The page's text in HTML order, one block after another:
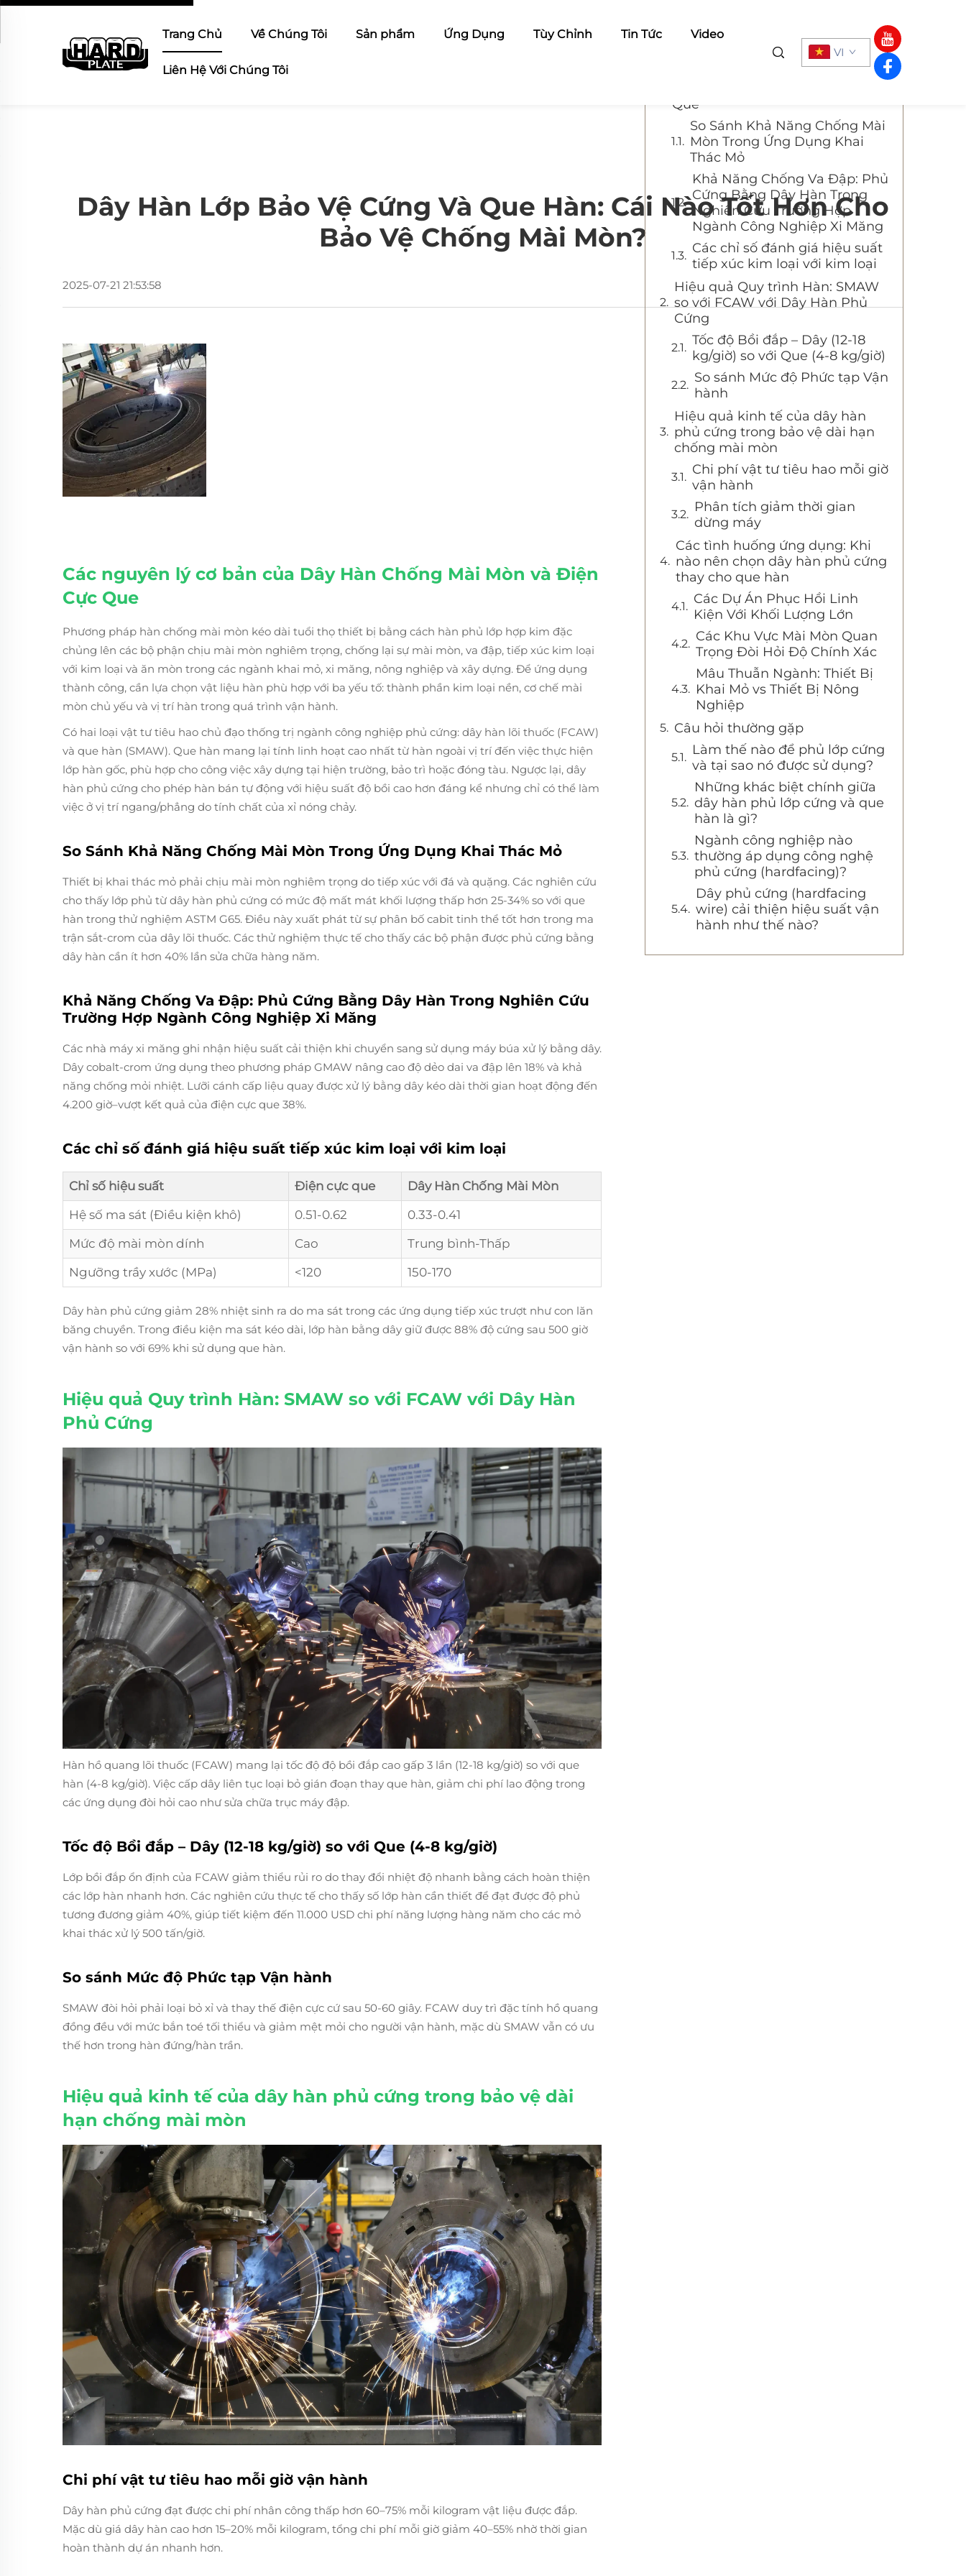
Trang Chủ Về Chúng Tôi Sản phẩm Ứng Dụng Tùy Chỉnh Tin Tức Video
Liên Hệ Với Chúng Tôi
VI
Dây Hàn Lớp Bảo Vệ Cứng Và Que Hàn: Cái Nào Tốt Hơn Cho
Bảo Vệ Chống Mài Mòn?
2025-07-21 21:53:58
Các nguyên lý cơ bản của Dây Hàn Chống Mài Mòn và Điện
Cực Que
Phương pháp hàn chống mài mòn kéo dài tuổi thọ thiết bị bằng cách hàn phủ lớp hợp kim đặc
chủng lên các bộ phận chịu mài mòn nghiêm trọng, chống lại sự mài mòn, va đập, tiếp xúc kim loại
với kim loại và ăn mòn trong các ngành khai mỏ, xi măng, nông nghiệp và xây dựng. Để ứng dụng
thành công, cần lựa chọn vật liệu hàn phù hợp với ba yếu tố: thành phần kim loại nền, cơ chế mài
mòn chủ yếu và vị trí hàn trong quá trình vận hành.
Có hai loại vật tư tiêu hao chủ đạo thống trị ngành công nghiệp phủ cứng: dây hàn lõi thuốc (FCAW)
và que hàn (SMAW). Que hàn mang lại tính linh hoạt cao nhất từ hàn ngoài vị trí đến việc thực hiện
lớp hàn gốc, phù hợp cho công việc xây dựng tại hiện trường, bảo trì hoặc đóng tàu. Ngược lại, dây
hàn phủ cứng cho phép hàn bán tự động với hiệu suất độ bồi cao hơn đáng kể nhưng chỉ có thể làm
việc ở vị trí ngang/phẳng do tính chất của xỉ nóng chảy.
So Sánh Khả Năng Chống Mài Mòn Trong Ứng Dụng Khai Thác Mỏ
Thiết bị khai thác mỏ phải chịu mài mòn nghiêm trọng do tiếp xúc với đá và quặng. Các nghiên cứu
cho thấy lớp phủ từ dây hàn phủ cứng có mức độ mất mát khối lượng thấp hơn 25-34% so với que
hàn trong thử nghiệm ASTM G65. Điều này xuất phát từ sự phân bố cabit tinh thể tốt hơn trong ma
trận sắt-crom của dây lõi thuốc. Các thử nghiệm thực tế cho thấy các bộ phận được phủ cứng bằng
dây hàn cần ít hơn 40% lần sửa chữa hàng năm.
Khả Năng Chống Va Đập: Phủ Cứng Bằng Dây Hàn Trong Nghiên Cứu
Trường Hợp Ngành Công Nghiệp Xi Măng
Các nhà máy xi măng ghi nhận hiệu suất cải thiện khi chuyển sang sử dụng máy búa xử lý bằng dây.
Dây cobalt-crom ứng dụng theo phương pháp GMAW nâng cao độ dẻo dai va đập lên 18% và khả
năng chống mỏi nhiệt. Lưỡi cánh cấp liệu quay được xử lý bằng dây kéo dài thời gian hoạt động đến
4.200 giờ–vượt kết quả của điện cực que 38%.
Các chỉ số đánh giá hiệu suất tiếp xúc kim loại với kim loại
Chỉ số hiệu suất Điện cực que
Dây Hàn Chống Mài Mòn
Hệ số ma sát (Điều kiện khô)
0.51-0.62
0.33-0.41
Mức độ mài mòn dính
Cao
Trung bình-Thấp
Ngưỡng trầy xước (MPa)
<120 150-170
Dây hàn phủ cứng giảm 28% nhiệt sinh ra do ma sát trong các ứng dụng tiếp xúc trượt như con lăn
băng chuyền. Trong điều kiện ma sát kéo dài, lớp hàn bằng dây giữ được 88% độ cứng sau 500 giờ
vận hành so với 69% khi sử dụng que hàn.
Hiệu quả Quy trình Hàn: SMAW so với FCAW với Dây Hàn
Phủ Cứng
Hàn hồ quang lõi thuốc (FCAW) mang lại tốc độ độ bồi đắp cao gấp 3 lần (12-18 kg/giờ) so với que
hàn (4-8 kg/giờ). Việc cấp dây liên tục loại bỏ gián đoạn thay que hàn, giảm chi phí lao động trong
các ứng dụng đòi hỏi cao như sửa chữa trục máy đập.
Tốc độ Bồi đắp – Dây (12-18 kg/giờ) so với Que (4-8 kg/giờ)
Lớp bồi đắp ổn định của FCAW giảm thiểu rủi ro do thay đổi nhiệt độ nhanh bằng cách hoàn thiện
các lớp hàn nhanh hơn. Các nghiên cứu thực tế cho thấy số lớp hàn cần thiết để đạt được độ phủ
tương đương giảm 40%, giúp tiết kiệm đến 11.000 USD chi phí năng lượng hàng năm cho các mỏ
khai thác xử lý 500 tấn/giờ.
So sánh Mức độ Phức tạp Vận hành
SMAW đòi hỏi phải loại bỏ xỉ và thay thế điện cực cứ sau 50-60 giây. FCAW duy trì đặc tính hồ quang
đồng đều với mức bắn toé tối thiểu và giảm mệt mỏi cho người vận hành, mặc dù SMAW vẫn có ưu
thế hơn trong hàn đứng/hàn trần.
Hiệu quả kinh tế của dây hàn phủ cứng trong bảo vệ dài
hạn chống mài mòn
Chi phí vật tư tiêu hao mỗi giờ vận hành
Dây hàn phủ cứng đạt được chi phí nhân công thấp hơn 60–75% mỗi kilogram vật liệu được đắp.
Mặc dù giá dây hàn cao hơn 15–20% mỗi kilogram, tổng chi phí mỗi giờ giảm 40–55% nhờ thời gian
hoàn thành dự án nhanh hơn.
Mục Lục
Que
So Sánh Khả Năng Chống Mài
Mòn Trong Ứng Dụng Khai
Thác Mỏ
Khả Năng Chống Va Đập: Phủ
Cứng Bằng Dây Hàn Trong
Nghiên Cứu Trường Hợp
Ngành Công Nghiệp Xi Măng
Các chỉ số đánh giá hiệu suất
tiếp xúc kim loại với kim loại
Hiệu quả Quy trình Hàn: SMAW
so với FCAW với Dây Hàn Phủ
Cứng
Tốc độ Bồi đắp – Dây (12-18
kg/giờ) so với Que (4-8 kg/giờ)
So sánh Mức độ Phức tạp Vận
hành
Hiệu quả kinh tế của dây hàn
phủ cứng trong bảo vệ dài hạn
chống mài mòn
Chi phí vật tư tiêu hao mỗi giờ
vận hành
Phân tích giảm thời gian
dừng máy
Các tình huống ứng dụng: Khi
nào nên chọn dây hàn phủ cứng
thay cho que hàn
Các Dự Án Phục Hồi Linh
Kiện Với Khối Lượng Lớn
Các Khu Vực Mài Mòn Quan
Trọng Đòi Hỏi Độ Chính Xác
Mâu Thuẫn Ngành: Thiết Bị
Khai Mỏ vs Thiết Bị Nông
Nghiệp
Câu hỏi thường gặp
Làm thế nào để phủ lớp cứng
và tại sao nó được sử dụng?
Những khác biệt chính giữa
dây hàn phủ lớp cứng và que
hàn là gì?
Ngành công nghiệp nào
thường áp dụng công nghệ
phủ cứng (hardfacing)?
Dây phủ cứng (hardfacing
wire) cải thiện hiệu suất vận
hành như thế nào?